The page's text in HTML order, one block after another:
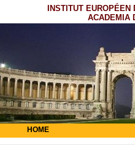
INSTITUT EUROPÉEN
ACADEMIA
HOME